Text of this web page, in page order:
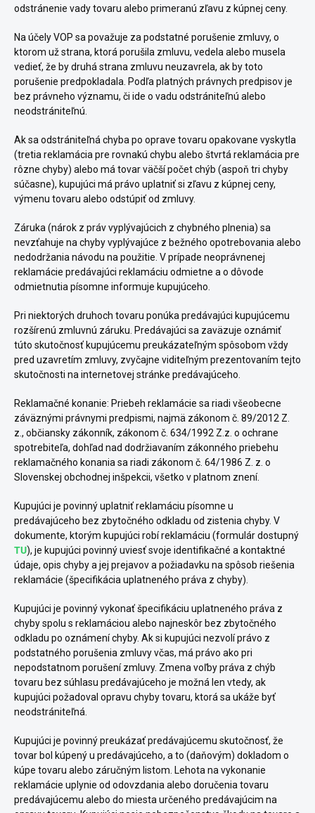
odstránenie vady tovaru alebo primeranú zľavu z kúpnej ceny.
Na účely VOP sa považuje za podstatné porušenie zmluvy, o
ktorom už strana, ktorá porušila zmluvu, vedela alebo musela
vedieť, že by druhá strana zmluvu neuzavrela, ak by toto
porušenie predpokladala. Podľa platných právnych predpisov je
bez právneho významu, či ide o vadu odstrániteľnú alebo
neodstrániteľnú.
Ak sa odstrániteľná chyba po oprave tovaru opakovane vyskytla
(tretia reklamácia pre rovnakú chybu alebo štvrtá reklamácia pre
rôzne chyby) alebo má tovar väčší počet chýb (aspoň tri chyby
súčasne), kupujúci má právo uplatniť si zľavu z kúpnej ceny,
výmenu tovaru alebo odstúpiť od zmluvy.
Záruka (nárok z práv vyplývajúcich z chybného plnenia) sa
nevzťahuje na chyby vyplývajúce z bežného opotrebovania alebo
nedodržania návodu na použitie. V prípade neoprávnenej
reklamácie predávajúci reklamáciu odmietne a o dôvode
odmietnutia písomne informuje kupujúceho.
Pri niektorých druhoch tovaru ponúka predávajúci kupujúcemu
rozšírenú zmluvnú záruku. Predávajúci sa zaväzuje oznámiť
túto skutočnosť kupujúcemu preukázateľným spôsobom vždy
pred uzavretím zmluvy, zvyčajne viditeľným prezentovaním tejto
skutočnosti na internetovej stránke predávajúceho.
Reklamačné konanie: Priebeh reklamácie sa riadi všeobecne
záväznými právnymi predpismi, najmä zákonom č. 89/2012 Z.
z., občiansky zákonník, zákonom č. 634/1992 Z.z. o ochrane
spotrebiteľa, dohľad nad dodržiavaním zákonného priebehu
reklamačného konania sa riadi zákonom č. 64/1986 Z. z. o
Slovenskej obchodnej inšpekcii, všetko v platnom znení.
Kupujúci je povinný uplatniť reklamáciu písomne u
predávajúceho bez zbytočného odkladu od zistenia chyby. V
dokumente, ktorým kupujúci robí reklamáciu (formulár dostupný
TU), je kupujúci povinný uviesť svoje identifikačné a kontaktné
údaje, opis chyby a jej prejavov a požiadavku na spôsob riešenia
reklamácie (špecifikácia uplatneného práva z chyby).
Kupujúci je povinný vykonať špecifikáciu uplatneného práva z
chyby spolu s reklamáciou alebo najneskôr bez zbytočného
odkladu po oznámení chyby. Ak si kupujúci nezvolí právo z
podstatného porušenia zmluvy včas, má právo ako pri
nepodstatnom porušení zmluvy. Zmena voľby práva z chýb
tovaru bez súhlasu predávajúceho je možná len vtedy, ak
kupujúci požadoval opravu chyby tovaru, ktorá sa ukáže byť
neodstrániteľná.
Kupujúci je povinný preukázať predávajúcemu skutočnosť, že
tovar bol kúpený u predávajúceho, a to (daňovým) dokladom o
kúpe tovaru alebo záručným listom. Lehota na vykonanie
reklamácie uplynie od odovzdania alebo doručenia tovaru
predávajúcemu alebo do miesta určeného predávajúcim na